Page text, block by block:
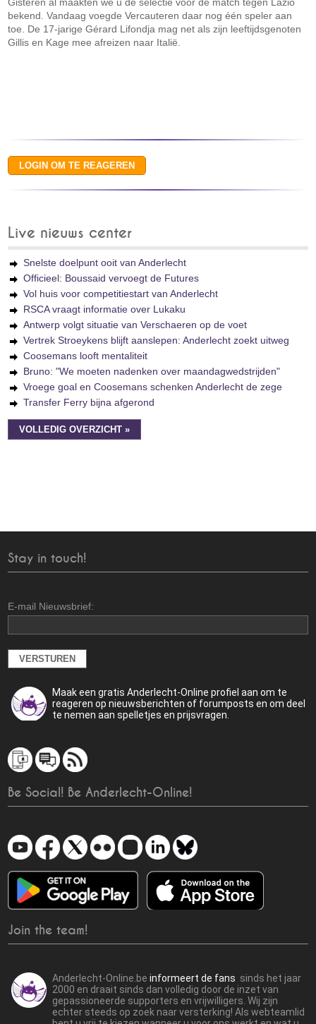
bekend. Vandaag voegde Vercauteren daar nog één speler aan
toe. De 17-jarige Gérard Lifondja mag net als zijn leeftijdsgenoten
Gillis en Kage mee afreizen naar Italië.
Live nieuws center
Snelste doelpunt ooit van Anderlecht
Officieel: Boussaid vervoegt de Futures
Vol huis voor competitiestart van Anderlecht
RSCA vraagt informatie over Lukaku
Antwerp volgt situatie van Verschaeren op de voet
Vertrek Stroeykens blijft aanslepen: Anderlecht zoekt uitweg
Coosemans looft mentaliteit
Bruno: "We moeten nadenken over maandagwedstrijden"
Vroege goal en Coosemans schenken Anderlecht de zege
Transfer Ferry bijna afgerond
VOLLEDIG OVERZICHT »
Stay in touch!
E-mail Nieuwsbrief:
Maak een gratis Anderlecht-Online profiel aan om te
reageren op nieuwsberichten of forumposts en om deel
te nemen aan spelletjes en prijsvragen.
Be Social! Be Anderlecht-Online!
Join the team!
Anderlecht-Online.beinformeert de fans sinds het jaar
2000 en draait sinds dan volledig door de inzet van
gepassioneerde supporters en vrijwilligers. Wij zijn
echter steeds op zoek naar versterking! Als webteamlid